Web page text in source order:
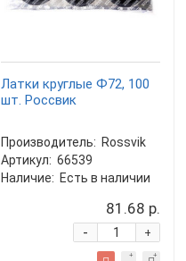
Латки круглые Ф72, 100
шт. Россвик
Производитель: Rossvik
Артикул: 66539
Наличие: Есть в наличии
81.68 р.
+
-